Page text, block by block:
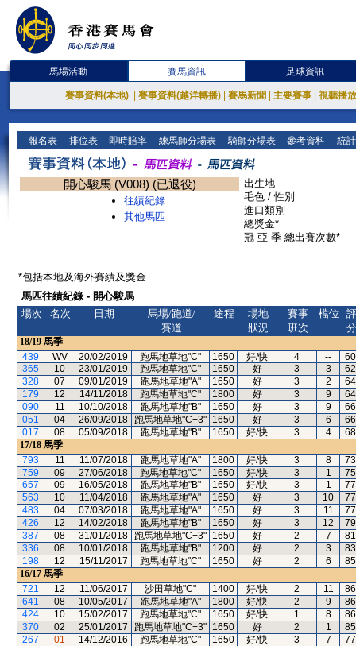
馬場活動 賽馬資訊 足球資訊
賽事資料(本地) 賽事資料(越洋轉播) 賽馬新聞 主要賽事 視聽播
報名表 排位表 即時賠率 練馬師分場表 騎師分場表 參考資料 統
開心駿馬 (V008) (已退役)
往績紀錄
其他馬匹
出生地
毛色 / 性別
進口類別
總獎金*
冠-亞-季-總出賽次數*
*包括本地及海外賽績及獎金
馬匹往績紀錄 - 開心駿馬
場次
名次 日期
馬場/跑道/
賽道
途程
場地
狀況
賽事
班次
檔位
評
分
18/19 馬季
439
WV 20/02/2019 跑馬地草地"C" 1650 好/快 4 --
60
365
10 23/01/2019 跑馬地草地"C" 1650 好 3 3
62
328
07 09/01/2019 跑馬地草地"A" 1650 好 3 2
64
179
12 14/11/2018 跑馬地草地"C" 1800 好 3 9
64
090
11 10/10/2018 跑馬地草地"B" 1650 好 3 9
66
051
04 26/09/2018 跑馬地草地"C+3" 1650 好 3 6
66
017
08 05/09/2018 跑馬地草地"B" 1650 好/快 3 4
68
17/18 馬季
793
11 11/07/2018 跑馬地草地"A" 1800 好/快 3 8
73
759
09 27/06/2018 跑馬地草地"C" 1650 好/快 3 1
75
657
09 16/05/2018 跑馬地草地"B" 1650 好/快 3 1
77
563
10 11/04/2018 跑馬地草地"A" 1650 好 3 10
77
483
04 07/03/2018 跑馬地草地"A" 1650 好 3 11
77
426
12 14/02/2018 跑馬地草地"B" 1650 好 3 12
79
387
08 31/01/2018 跑馬地草地"C+3" 1650 好 2 7
81
336
08 10/01/2018 跑馬地草地"B" 1200 好 2 3
83
198
12 15/11/2017 跑馬地草地"C" 1650 好 2 6
85
16/17 馬季
721
12 11/06/2017 沙田草地"C" 1400 好/快 2 11
86
641
08 10/05/2017 跑馬地草地"A" 1800 好/快 2 9
86
424
10 15/02/2017 跑馬地草地"C" 1650 好/快 1 8
86
370
02 25/01/2017 跑馬地草地"C+3" 1650 好 2 1
85
267
01 14/12/2016 跑馬地草地"C" 1650 好/快 3 7
77